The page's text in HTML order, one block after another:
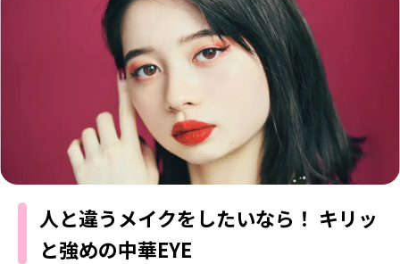
ファッションニュース
モデル私服
BEAUTY
ビューティニュース
トレンドメイク
ベストコスメ
ヘアアレンジ・ヘアケア
スキンケア
ボディケア
SCHOOL
スクールニュース
制服コーデ
学校ヘアメイク
勉強・受験・進路
ENTERTAINMENT
エンタメニュース
なにわ男子
K-POP
LIFESTYLE
ライフスタイルニュース
JKランキング・アワード
モデルの購入品
おでかけ
JK TREND
MODELS
MODEL'S BLOG
人と違うメイクをしたいなら！ キリッ
と強めの中華EYE